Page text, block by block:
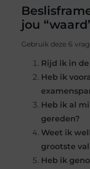
jou
Gebruik deze 6
Rijd ik in
Heb ik
Heb ik al
gereden?
Weet ik
grootste
Heb ik